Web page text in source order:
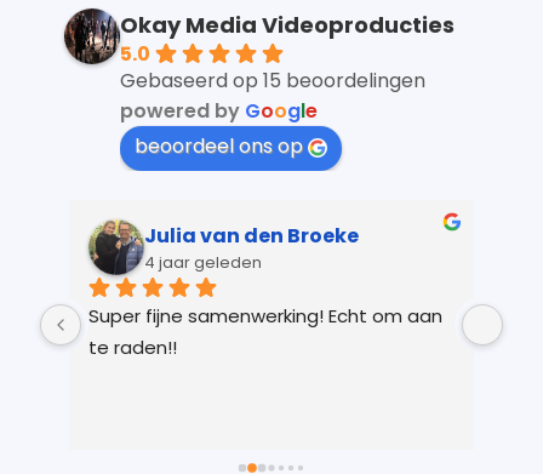
Okay Media Videoproducties
5.0
Gebaseerd op 15 beoordelingen
powered by Google
beoordeel ons op
Julia van den Broeke
4 jaar geleden
Super fijne samenwerking! Echt om aan
te raden!!